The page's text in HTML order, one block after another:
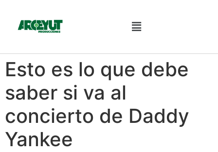
Esto es lo que debe
saber si va al
concierto de Daddy
Yankee